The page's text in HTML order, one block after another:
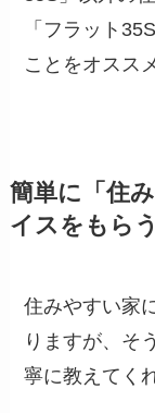
「フラット
ことをオスス
簡単に「住
イスをもら
住みやすい家
りますが、そ
寧に教えてく